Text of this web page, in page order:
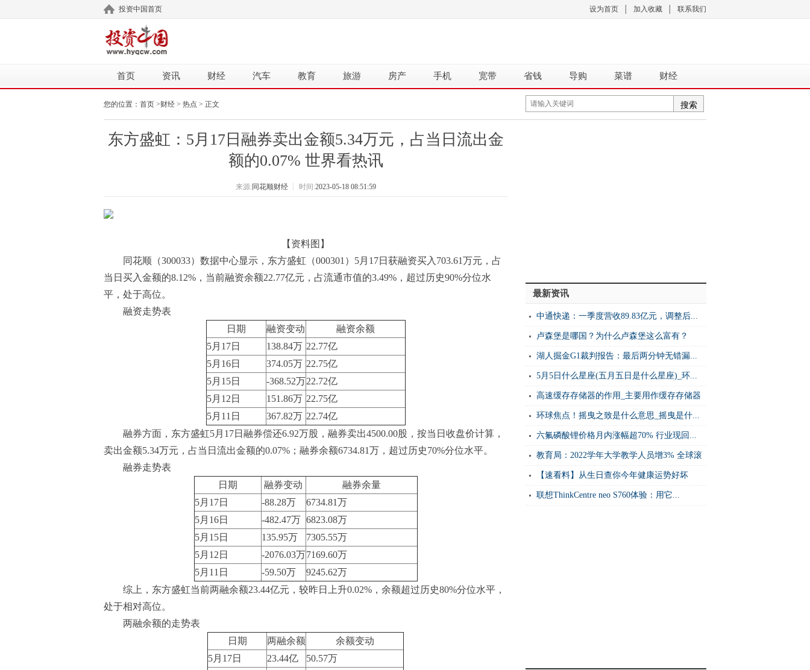
投资中国首页 设为首页 加入收藏 联系我们
首页 资讯 财经 汽车 教育 旅游 房产 手机 宽带 省钱 导购 菜谱 财经
您的位置： 首页 >财经 > 热点 > 正文
东方盛虹：5月17日融券卖出金额5.34万元，占当日流出金
额的0.07% 世界看热讯
来源: 同花顺财经 ┆ 时间:2023-05-18 08:51:59
【资料图】
同花顺（300033）数据中心显示，东方盛虹（000301）5月17日获融资买入703.61万元，占
当日买入金额的8.12%，当前融资余额22.77亿元，占流通市值的3.49%，超过历史90%分位水
平，处于高位。
融资走势表
日期
融资变动
融资余额
5月17日
138.84万 22.77亿
5月16日
374.05万 22.75亿
5月15日
-368.52万22.72亿
5月12日
151.86万 22.75亿
5月11日
367.82万 22.74亿
融券方面，东方盛虹5月17日融券偿还6.92万股，融券卖出4500.00股，按当日收盘价计算，
卖出金额5.34万元，占当日流出金额的0.07%；融券余额6734.81万，超过历史70%分位水平。
融券走势表
日期
融券变动
融券余量
5月17日
-88.28万
6734.81万
5月16日
-482.47万 6823.08万
5月15日
135.95万
7305.55万
5月12日
-2076.03万7169.60万
5月11日
-59.50万
9245.62万
综上，东方盛虹当前两融余额23.44亿元，较昨日上升0.02%，余额超过历史80%分位水平，
处于相对高位。
两融余额的走势表
日期
两融余额
余额变动
5月17日
23.44亿
50.57万
最新资讯
中通快递：一季度营收89.83亿元，调整后...
卢森堡是哪国？为什么卢森堡这么富有？
湖人掘金G1裁判报告：最后两分钟无错漏...
5月5日什么星座(五月五日是什么星座)_环...
高速缓存存储器的作用_主要用作缓存存储器
环球焦点！摇曳之致是什么意思_摇曳是什...
六氟磷酸锂价格月内涨幅超70% 行业现回...
教育局：2022学年大学教学人员增3% 全球滚
动 【速看料】从生日查你今年健康运势好坏
联想ThinkCentre neo S760体验：用它...